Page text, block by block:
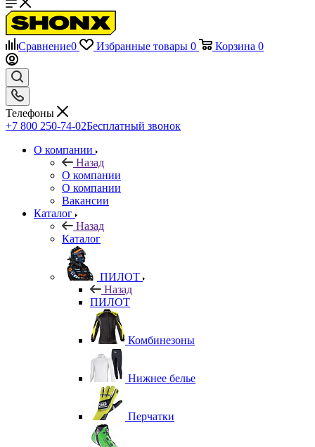
Сравнение0 Избранные товары 0 Корзина 0
Телефоны
+7 800 250-74-02Бесплатный звонок
О компании
Назад
О компании
О компании
Вакансии
Каталог
Назад
Каталог
ПИЛОТ
Назад
ПИЛОТ
Комбинезоны
Нижнее белье
Перчатки